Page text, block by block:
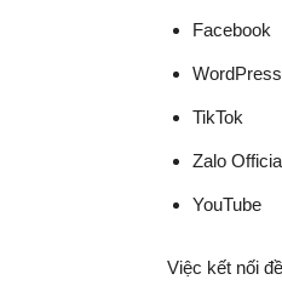
Facebook
WordPress
TikTok
Zalo
YouTube
Việc kết nối